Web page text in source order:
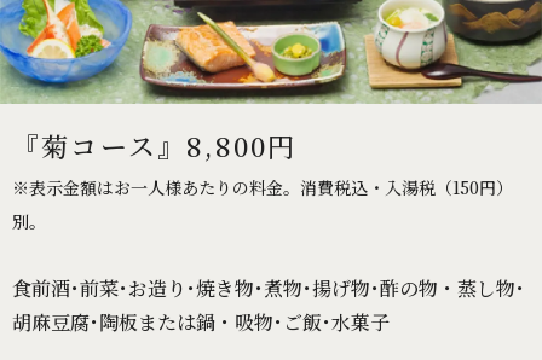
『菊コース』8,800円
※表示金額はお一人様あたりの料金。消費税込・入湯税（150円）
別。
食前酒･前菜･お造り･焼き物･煮物･揚げ物･酢の物・蒸し物･
胡麻豆腐･陶板または鍋・吸物･ご飯･水菓子